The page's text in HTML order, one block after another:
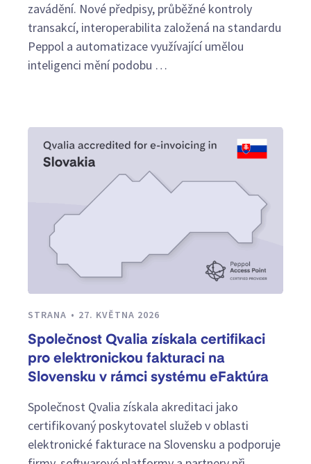
zavádění. Nové předpisy, průběžné kontroly
transakcí, interoperabilita založená na standardu
Peppol a automatizace využívající umělou
inteligenci mění podobu …
STRANA 27. KVĚTNA 2026
Společnost Qvalia získala certifikaci
pro elektronickou fakturaci na
Slovensku v rámci systému eFaktúra
Společnost Qvalia získala akreditaci jako
certifikovaný poskytovatel služeb v oblasti
elektronické fakturace na Slovensku a podporuje